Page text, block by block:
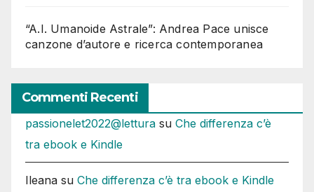
“A.I. Umanoide Astrale”: Andrea Pace unisce
canzone d’autore e ricerca contemporanea
Commenti Recenti
passionelet2022@lettura su Che differenza c’è
tra ebook e Kindle
Ileana su Che differenza c’è tra ebook e Kindle